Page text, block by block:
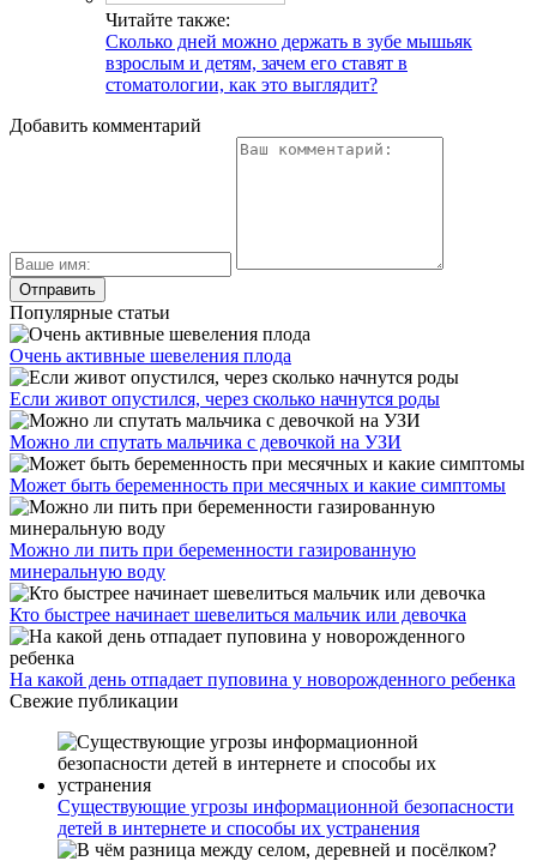
Читайте также:
Сколько дней можно держать в зубе мышьяк
взрослым и детям, зачем его ставят в
стоматологии, как это выглядит?
Добавить комментарий
Популярные статьи
Очень активные шевеления плода
Если живот опустился, через сколько начнутся роды
Можно ли спутать мальчика с девочкой на УЗИ
Может быть беременность при месячных и какие симптомы
Можно ли пить при беременности газированную
минеральную воду
Кто быстрее начинает шевелиться мальчик или девочка
На какой день отпадает пуповина у новорожденного ребенка
Свежие публикации
Существующие угрозы информационной безопасности
детей в интернете и способы их устранения